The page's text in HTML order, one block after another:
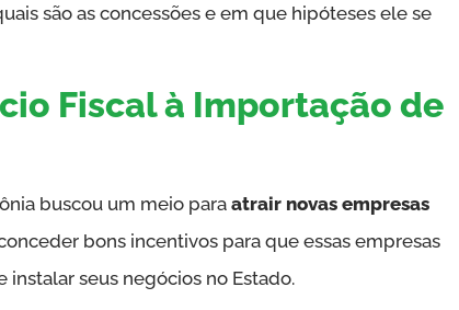
são as concessões e em que hipóteses ele se
Fiscal à Importação de
buscou um meio paraatrair novas empresas
bons incentivos para que essas empresas
seus negócios no Estado.